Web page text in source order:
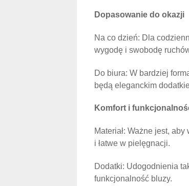
Dopasowanie do okazji
Na co dzień: Dla
wygodę i swobodę
Do biura: W bardziej
będą eleganckim
Komfort i
Materiał: Ważne jest,
i łatwe w pielęgnacji.
Dodatki: Udogodnienia
funkcjonalność bluzy.